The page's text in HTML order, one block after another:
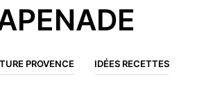
PROVENCE IDÉES RECETTES